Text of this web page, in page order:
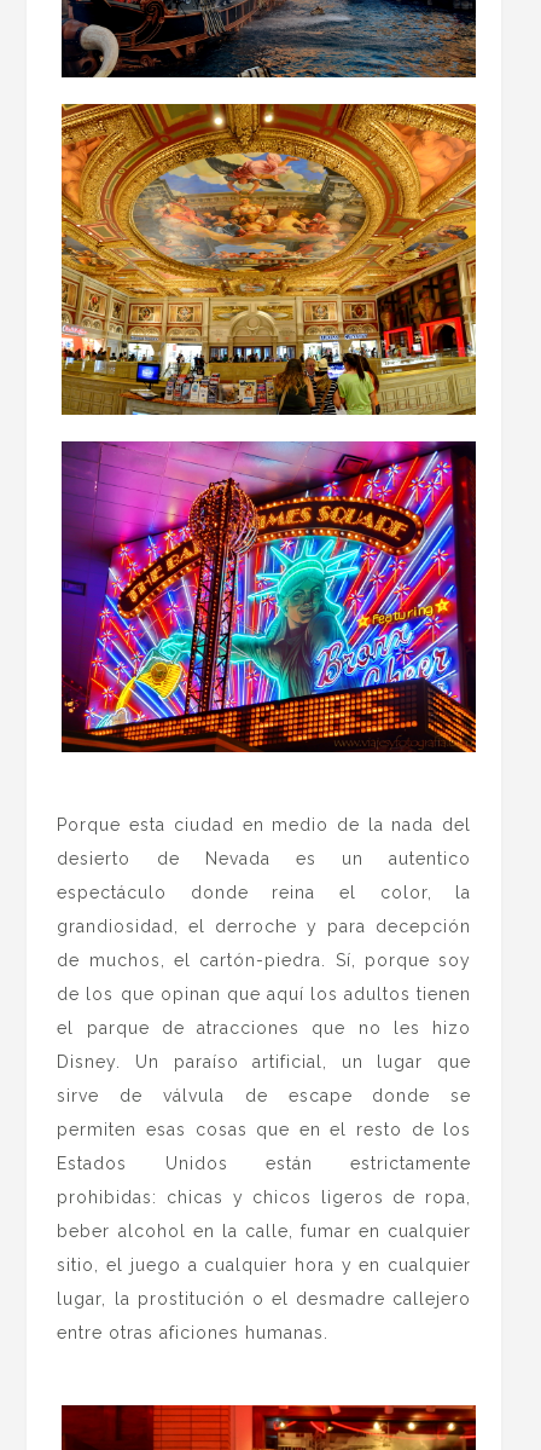
Porque esta ciudad en medio de la nada del
desierto de Nevada es un autentico
espectáculo donde reina el color, la
grandiosidad, el derroche y para decepción
de muchos, el cartón-piedra. Sí, porque soy
de los que opinan que aquí los adultos tienen
el parque de atracciones que no les hizo
Disney. Un paraíso artificial, un lugar que
sirve de válvula de escape donde se
permiten esas cosas que en el resto de los
Estados Unidos están estrictamente
prohibidas: chicas y chicos ligeros de ropa,
beber alcohol en la calle, fumar en cualquier
sitio, el juego a cualquier hora y en cualquier
lugar, la prostitución o el desmadre callejero
entre otras aficiones humanas.